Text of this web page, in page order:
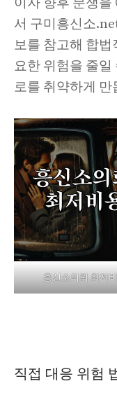
이자 향후 분쟁을
서 구미흥신소
보를 참고해 합법
요한 위험을 줄일
로를 취약하게 만
흥신소의뢰 최저
직접 대응 위험